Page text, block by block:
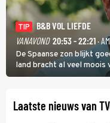
TIP
B&B VOL LIEFDE
VANAVOND 20:53 - 22:21·
De Spaanse zon blijkt
land bracht al veel moois
partners. Ook Paul runt
Laatste nieuws van